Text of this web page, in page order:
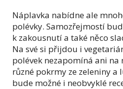
Náplavka nabídne ale
polévky. Samozřejmostí
k zakousnutí a také něco
Na své si přijdou i
polévek nezapomíná ani
různé pokrmy ze zeleniny a
bude možné i neobvyklé